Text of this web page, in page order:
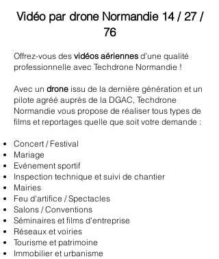
Vidéo par drone Normandie 14 / 27 /
76
Offrez-vous des vidéos aériennes d’une qualité
professionnelle avec Techdrone Normandie !
Avec un drone issu de la dernière génération et un
pilote agréé auprès de la DGAC, Techdrone
Normandie vous propose de réaliser tous types de
films et reportages quelle que soit votre demande :
Concert / Festival
Mariage
Evénement sportif
Inspection technique et suivi de chantier
Mairies
Feu d'artifice / Spectacles
Salons / Conventions
Séminaires et films d'entreprise
Réseaux et voiries
Tourisme et patrimoine
Immobilier et urbanisme